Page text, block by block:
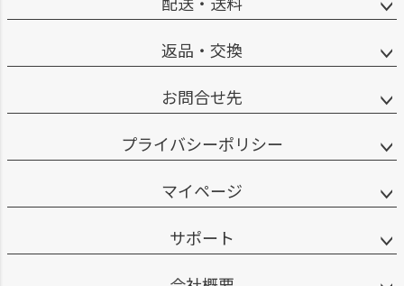
返品・交換
お問合せ先
プライバシーポリシー
マイページ
サポート